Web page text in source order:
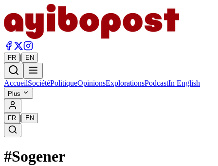
FR | EN
AccueilSociétéPolitiqueOpinionsExplorationsPodcastIn English
Plus
FR | EN
#Sogener